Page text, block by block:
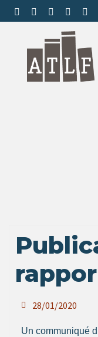
28/01/2020
Un communiqué